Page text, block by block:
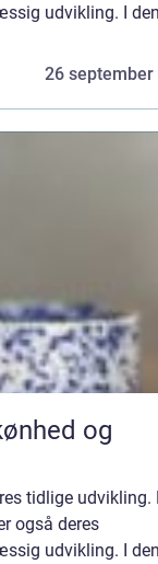
udvikling. I
26 september
og
tidlige udvikling.
også deres
udvikling. I